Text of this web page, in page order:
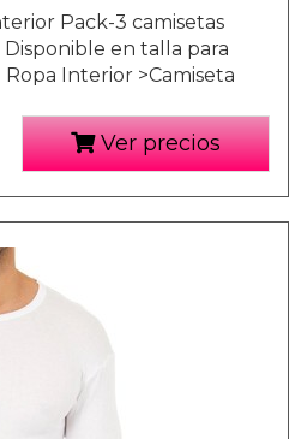
Pack-3 camisetas
en talla para
Interior >Camiseta
Ver precios